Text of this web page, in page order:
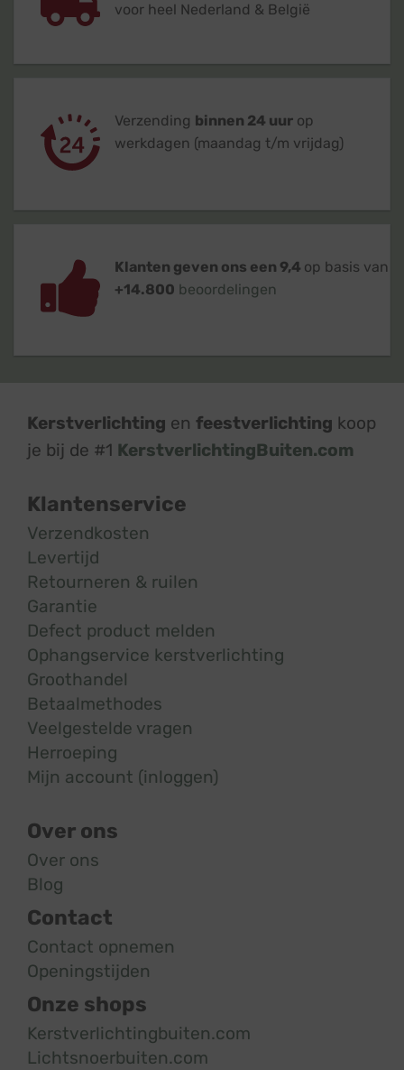
voor heel Nederland & België
Verzending binnen 24 uur op
werkdagen (maandag t/m vrijdag)
Klanten geven ons een 9,4 op basis van
+14.800 beoordelingen
Kerstverlichting en feestverlichting koop
je bij de #1 KerstverlichtingBuiten.com
Klantenservice
Verzendkosten
Levertijd
Retourneren & ruilen
Garantie
Defect product melden
Ophangservice kerstverlichting
Groothandel
Betaalmethodes
Veelgestelde vragen
Herroeping
Mijn account (inloggen)
Over ons
Over ons
Blog
Contact
Contact opnemen
Openingstijden
Onze shops
Kerstverlichtingbuiten.com
Lichtsnoerbuiten.com